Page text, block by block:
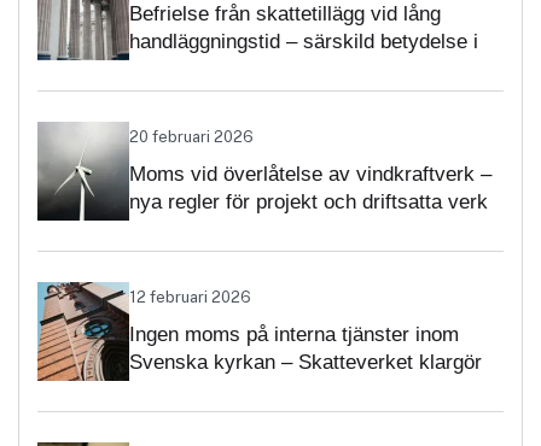
Befrielse från skattetillägg vid lång
handläggningstid – särskild betydelse i
20 februari 2026
Moms vid överlåtelse av vindkraftverk –
nya regler för projekt och driftsatta verk
12 februari 2026
Ingen moms på interna tjänster inom
Svenska kyrkan – Skatteverket klargör